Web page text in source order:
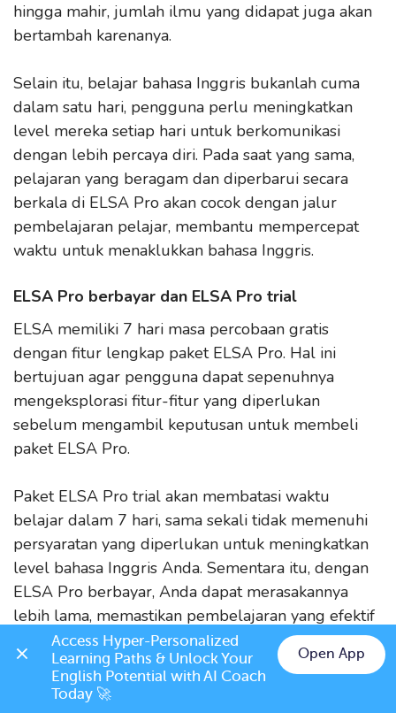
hingga mahir, jumlah ilmu yang didapat juga akan
bertambah karenanya.
Selain itu, belajar bahasa Inggris bukanlah cuma
dalam satu hari, pengguna perlu meningkatkan
level mereka setiap hari untuk berkomunikasi
dengan lebih percaya diri. Pada saat yang sama,
pelajaran yang beragam dan diperbarui secara
berkala di ELSA Pro akan cocok dengan jalur
pembelajaran pelajar, membantu mempercepat
waktu untuk menaklukkan bahasa Inggris.
ELSA Pro berbayar dan ELSA Pro trial
ELSA memiliki 7 hari masa percobaan gratis
dengan fitur lengkap paket ELSA Pro. Hal ini
bertujuan agar pengguna dapat sepenuhnya
mengeksplorasi fitur-fitur yang diperlukan
sebelum mengambil keputusan untuk membeli
paket ELSA Pro.
Paket ELSA Pro trial akan membatasi waktu
belajar dalam 7 hari, sama sekali tidak memenuhi
persyaratan yang diperlukan untuk meningkatkan
level bahasa Inggris Anda. Sementara itu, dengan
ELSA Pro berbayar, Anda dapat merasakannya
lebih lama, memastikan pembelajaran yang efektif
sesuai dengan jadwal yang telah ditetapkan.
Access Hyper-Personalized
Learning Paths & Unlock Your
English Potential with AI Coach
Today 🚀
Open App